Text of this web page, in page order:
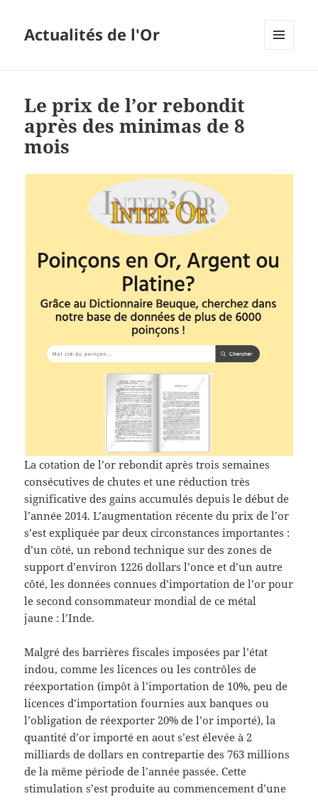
Actualités de l'Or
Le prix de l’or rebondit
après des minimas de 8
mois
La cotation de l’or rebondit après trois semaines
consécutives de chutes et une réduction très
significative des gains accumulés depuis le début de
l’année 2014. L’augmentation récente du prix de l’or
s’est expliquée par deux circonstances importantes :
d’un côté, un rebond technique sur des zones de
support d’environ 1226 dollars l’once et d’un autre
côté, les données connues d’importation de l’or pour
le second consommateur mondial de ce métal
jaune : l’Inde.
Malgré des barrières fiscales imposées par l’état
indou, comme les licences ou les contrôles de
réexportation (impôt à l’importation de 10%, peu de
licences d’importation fournies aux banques ou
l’obligation de réexporter 20% de l’or importé), la
quantité d’or importé en aout s’est élevée à 2
milliards de dollars en contrepartie des 763 millions
de la même période de l’année passée. Cette
stimulation s’est produite au commencement d’une